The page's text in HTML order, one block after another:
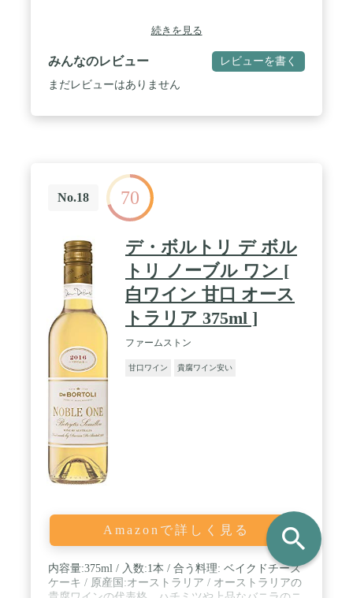
続きを見る
みんなのレビュー レビューを書く
まだレビューはありません
No.18 70
デ・ボルトリ デ ボル
トリ ノーブル ワン [
白ワイン 甘口 オース
トラリア 375ml ]
ファームストン
甘口ワイン 貴腐ワイン安い
Amazonで詳しく見る
内容量:375ml / 入数:1本 / 合う料理: ベイクドチーズ
ケーキ / 原産国:オーストラリア / オーストラリアの
search